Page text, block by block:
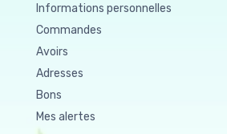
Informations personnelles
Commandes
Avoirs
Adresses
Bons
Mes alertes